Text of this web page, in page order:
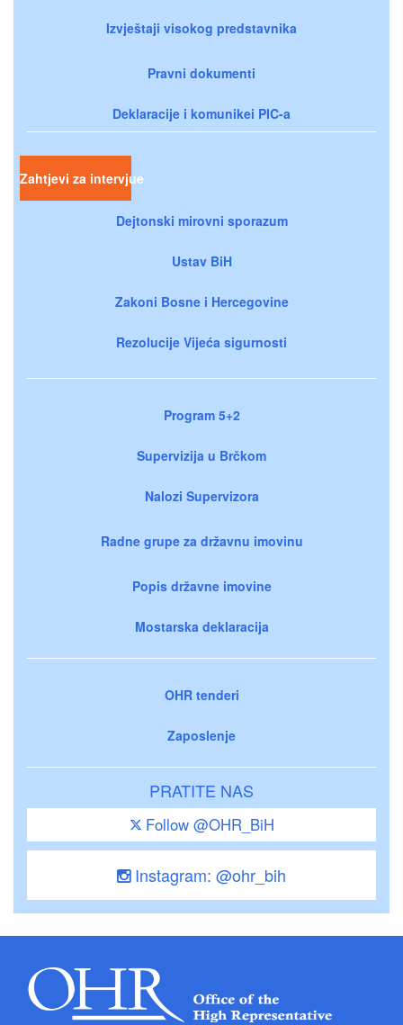
Izvještaji visokog predstavnika
Pravni dokumenti
Deklaracije i komunikei PIC-a
Zahtjevi za intervjue
Dejtonski mirovni sporazum
Ustav BiH
Zakoni Bosne i Hercegovine
Rezolucije Vijeća sigurnosti
Program 5+2
Supervizija u Brčkom
Nalozi Supervizora
Radne grupe za državnu imovinu
Popis državne imovine
Mostarska deklaracija
OHR tenderi
Zaposlenje
PRATITE NAS
Follow @OHR_BiH
Instagram: @ohr_bih